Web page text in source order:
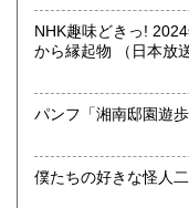
「日本の古本屋」で
油や」で一部展示販
道造、加藤周一など
沿線名：しなの鉄道
営業時間：12:00〜
定休日：火・水曜日(
NHK趣味どきっ!
から縁起物
パンフ「湘南邸園遊
僕たちの好きな怪人